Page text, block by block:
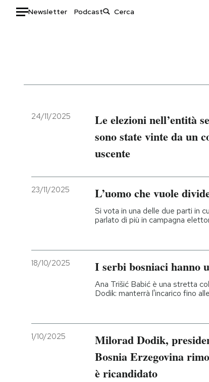
Newsletter Podcast
Italia
Politica
Economia
Moda
Ok Boomer!
Media
24/11/2025
Le elezioni nell’entità
sono state vinte da un
uscente
23/11/2025 L’uomo che vuole
Si vota in una delle due parti in
parlato di più in campagna
18/10/2025 I serbi bosniaci hanno
Ana Trišić Babić è una stretta
Dodik: manterrà l'incarico fino
1/10/2025
Milorad Dodik,
Bosnia Erzegovina
è ricandidato